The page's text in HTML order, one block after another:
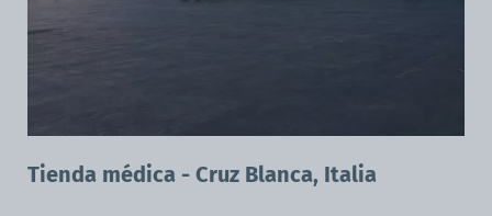
Tienda médica - Cruz Blanca, Italia